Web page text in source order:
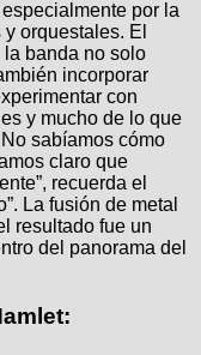
por la
orquestales. El
la banda no solo
incorporar
con
y mucho de lo que
sabíamos cómo
claro que
recuerda el
La fusión de metal
resultado fue un
del panorama del